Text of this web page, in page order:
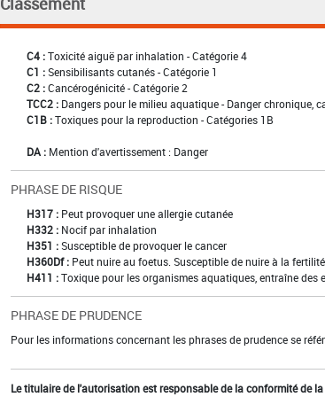
C4 : Toxicité aiguë par inhalation - Catégorie 4
C1 : Sensibilisants cutanés - Catégorie 1
C2 : Cancérogénicité - Catégorie 2
TCC2 : Dangers pour le milieu aquatique - Danger chronique,
C1B : Toxiques pour la reproduction - Catégories 1B
DA : Mention d'avertissement : Danger
PHRASE DE RISQUE
H317 : Peut provoquer une allergie cutanée
H332 : Nocif par inhalation
H351 : Susceptible de provoquer le cancer
H360Df : Peut nuire au foetus. Susceptible de nuire à la fertilité
H411 : Toxique pour les organismes aquatiques, entraîne des
PHRASE DE PRUDENCE
Pour les informations concernant les phrases de prudence se
Le titulaire de l'autorisation est responsable de la conformité de